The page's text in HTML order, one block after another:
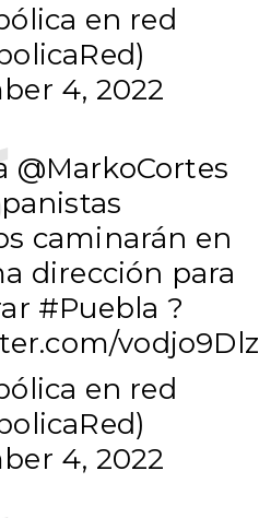
en red
4, 2022
@MarkoCortes
caminarán en
dirección para
#Puebla ?
en red
4, 2022